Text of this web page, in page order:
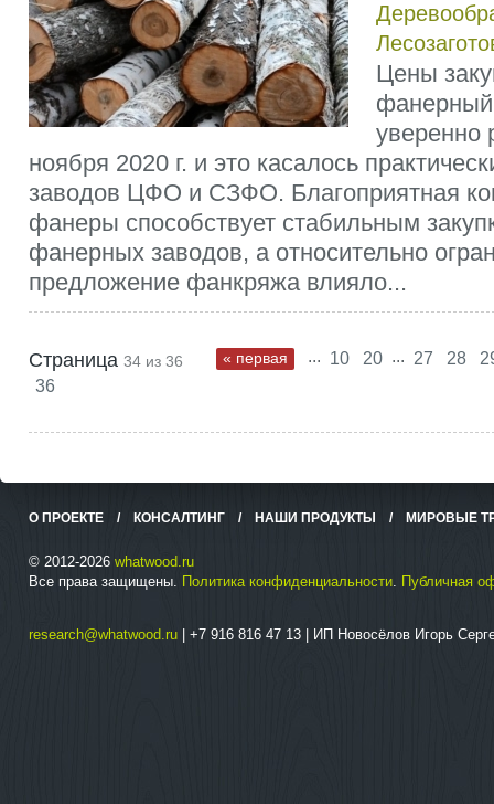
Цены
уверенно
ноября 2020 г. и это касалось
заводов ЦФО и СЗФО. Благоприятная
фанеры способствует стабильным
фанерных заводов, а относительно
предложение фанкряжа влияло...
Страница 34 из 36 « первая ... 10 20 ... 27 28
36
О ПРОЕКТЕ / КОНСАЛТИНГ / НАШИ ПРОДУКТЫ / МИРОВЫЕ
© 2012-2026 whatwood.ru
Все права защищены. Политика конфиденциальности. Публичная
research@whatwood.ru | +7 916 816 47 13 | ИП Новосёлов Игорь